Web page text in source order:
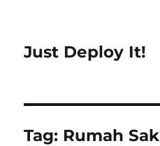
Just Deploy It!
Tag: Rumah